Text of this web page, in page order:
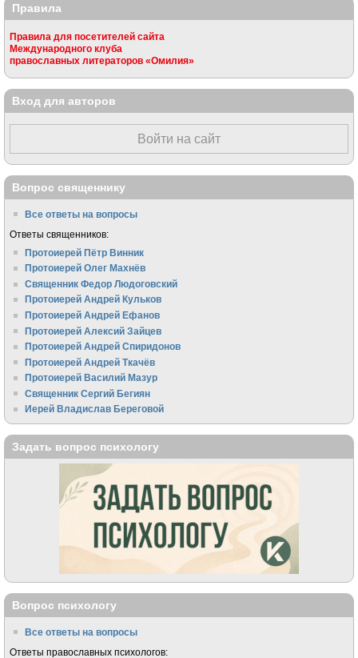
Правила
Правила для посетителей сайта
Международного клуба
православных литераторов «Омилия»
Вход для авторов
Войти на сайт
Вопрос священнику
Все ответы на вопросы
Ответы священников:
Протоиерей Пётр Винник
Протоиерей Олег Махнёв
Священник Федор Людоговский
Протоиерей Андрей Кульков
Протоиерей Андрей Ефанов
Протоиерей Алексий Зайцев
Протоиерей Андрей Спиридонов
Протоиерей Андрей Ткачёв
Протоиерей Василий Мазур
Священник Сергий Бегиян
Иерей Владислав Береговой
Задать вопрос психологу
Вопрос психологу
Все ответы на вопросы
Ответы православных психологов: